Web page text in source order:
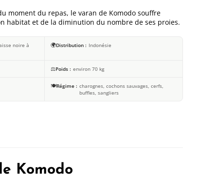
moment du repas, le varan de Komodo souffre
habitat et de la diminution du nombre de ses proies.
noire à 🌍Distribution Indonésie
⚖️Poids environ 70 kg
🍽️Régime
charognes, cochons sauvages, cerfs,
buffles, sangliers
Komodo